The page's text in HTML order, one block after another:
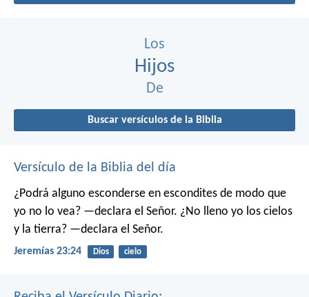
Los
Hijos
De
Buscar versículos de la Biblia
Versículo de la Biblia del día
¿Podrá alguno esconderse en escondites de modo que
yo no lo vea? —declara el Señor. ¿No lleno yo los cielos
y la tierra? —declara el Señor.
Jeremías 23:24 Dios cielo